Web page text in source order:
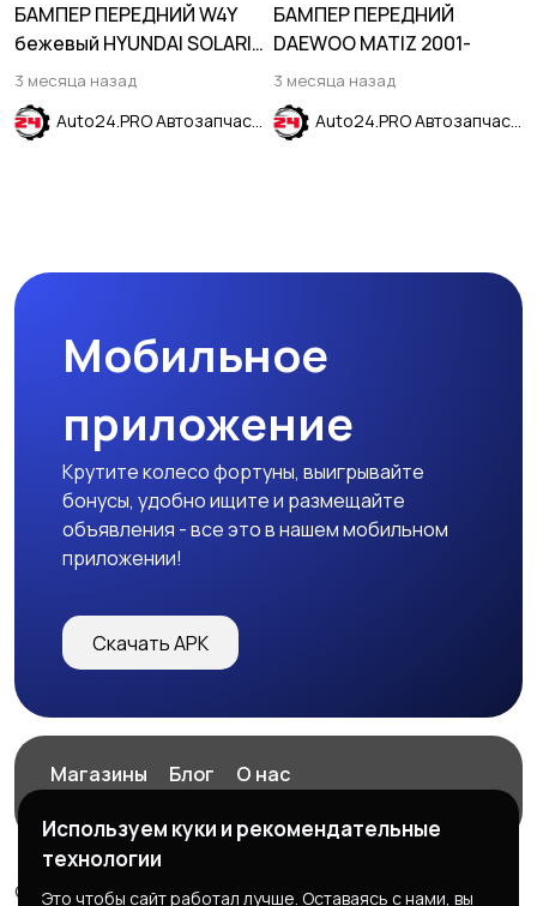
БАМПЕР ПЕРЕДНИЙ W4Y
бежевый HYUNDAI SOLARIS
2017-2020
3 месяца назад
Auto24.PRO Автозапчасти
БАМПЕР ПЕРЕДНИЙ
DAEWOO MATIZ 2001-
3 месяца назад
Auto24.PRO Автозапчасти
Мобильное
приложение
Крутите колесо фортуны, выигрывайте
бонусы, удобно ищите и размещайте
объявления - все это в нашем мобильном
приложении!
Скачать APK
Магазины Блог
О нас
© 2026 ExZz.ru - Маркетплейс Экспресс Заказ
Используем куки и рекомендательные
технологии
Это чтобы сайт работал лучше. Оставаясь с нами, вы